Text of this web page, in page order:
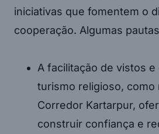
iniciativas que fomentem o
cooperação. Algumas
A facilitação de vistos e
turismo religioso, como
Corredor Kartarpur,
construir confiança e